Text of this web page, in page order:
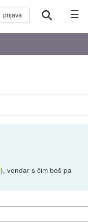
☰
), vendar s čim boš pa